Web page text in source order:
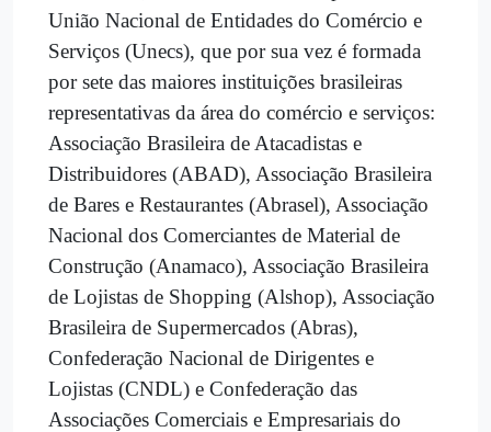
União Nacional de Entidades do Comércio e
Serviços (Unecs), que por sua vez é formada
por sete das maiores instituições brasileiras
representativas da área do comércio e serviços:
Associação Brasileira de Atacadistas e
Distribuidores (ABAD), Associação Brasileira
de Bares e Restaurantes (Abrasel), Associação
Nacional dos Comerciantes de Material de
Construção (Anamaco), Associação Brasileira
de Lojistas de Shopping (Alshop), Associação
Brasileira de Supermercados (Abras),
Confederação Nacional de Dirigentes e
Lojistas (CNDL) e Confederação das
Associações Comerciais e Empresariais do